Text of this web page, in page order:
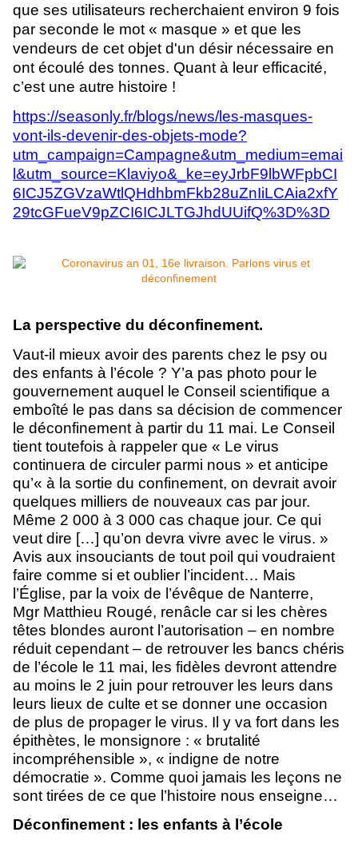
que ses utilisateurs recherchaient environ 9 fois
par seconde le mot « masque » et que les
vendeurs de cet objet d'un désir nécessaire en
ont écoulé des tonnes. Quant à leur efficacité,
c’est une autre histoire !
https://seasonly.fr/blogs/news/les-masques-
vont-ils-devenir-des-objets-mode?
utm_campaign=Campagne&utm_medium=emai
l&utm_source=Klaviyo&_ke=eyJrbF9lbWFpbCI
6ICJ5ZGVzaWtlQHdhbmFkb28uZnIiLCAia2xfY
29tcGFueV9pZCI6ICJLTGJhdUUifQ%3D%3D
La perspective du déconfinement.
Vaut-il mieux avoir des parents chez le psy ou
des enfants à l’école ? Y’a pas photo pour le
gouvernement auquel le Conseil scientifique a
emboîté le pas dans sa décision de commencer
le déconfinement à partir du 11 mai. Le Conseil
tient toutefois à rappeler que « Le virus
continuera de circuler parmi nous » et anticipe
qu’« à la sortie du confinement, on devrait avoir
quelques milliers de nouveaux cas par jour.
Même 2 000 à 3 000 cas chaque jour. Ce qui
veut dire […] qu’on devra vivre avec le virus. »
Avis aux insouciants de tout poil qui voudraient
faire comme si et oublier l’incident… Mais
l’Église, par la voix de l’évêque de Nanterre,
Mgr Matthieu Rougé, renâcle car si les chères
têtes blondes auront l’autorisation – en nombre
réduit cependant – de retrouver les bancs chéris
de l’école le 11 mai, les fidèles devront attendre
au moins le 2 juin pour retrouver les leurs dans
leurs lieux de culte et se donner une occasion
de plus de propager le virus. Il y va fort dans les
épithètes, le monsignore : « brutalité
incompréhensible », « indigne de notre
démocratie ». Comme quoi jamais les leçons ne
sont tirées de ce que l’histoire nous enseigne…
Déconfinement : les enfants à l’école